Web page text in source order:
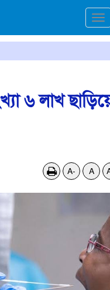
৬ লাখ
A- A